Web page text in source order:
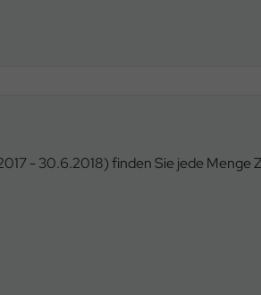
- 30.6.2018) finden Sie jede Menge